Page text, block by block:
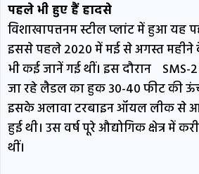
पहले भी हुए हैं हादसे
विशाखापत्तनम स्टील प्लांट में हुआ यह
इससे पहले 2020 में मई से अगस्त महीने
भी कई जानें गई थीं। इस दौरान SMS-
जा रहे लैडल का हुक 30-40 फीट की
इसके अलावा टरबाइन ऑयल लीक से
हुई थी। उस वर्ष पूरे औद्योगिक क्षेत्र में
थीं।